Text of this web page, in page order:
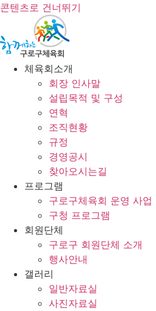
콘텐츠로 건너뛰기
체육회소개
회장 인사말
설립목적 및 구성
연혁
조직현황
규정
경영공시
찾아오시는길
프로그램
구로구체육회 운영 사업
구청 프로그램
회원단체
구로구 회원단체 소개
행사안내
갤러리
일반자료실
사진자료실